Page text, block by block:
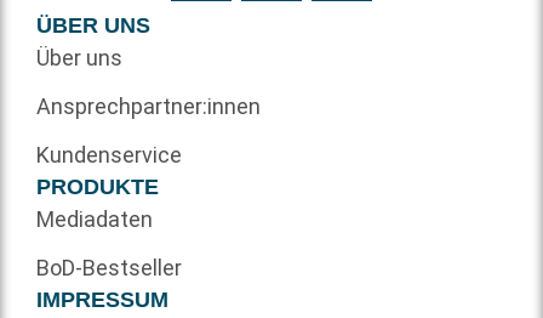
ÜBER UNS
Über uns
Ansprechpartner:innen
Kundenservice
PRODUKTE
Mediadaten
BoD-Bestseller
IMPRESSUM